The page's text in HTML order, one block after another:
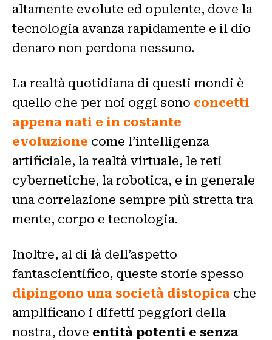
altamente evolute ed opulente, dove la
tecnologia avanza rapidamente e il dio
denaro non perdona nessuno.
La realtà quotidiana di questi mondi è
quello che per noi oggi sono concetti
appena nati e in costante
evoluzione come l’intelligenza
artificiale, la realtà virtuale, le reti
cybernetiche, la robotica, e in generale
una correlazione sempre più stretta tra
mente, corpo e tecnologia.
Inoltre, al di là dell’aspetto
fantascientifico, queste storie spesso
dipingono una società distopica che
amplificano i difetti peggiori della
nostra, dove entità potenti e senza